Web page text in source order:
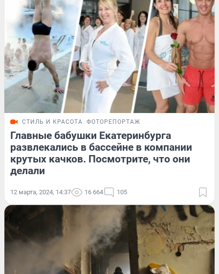
СТИЛЬ И КРАСОТА ФОТОРЕПОРТАЖ
Главные бабушки Екатеринбурга
развлекались в бассейне в компании
крутых качков. Посмотрите, что они
делали
12 марта, 2024, 14:37 16 664 105